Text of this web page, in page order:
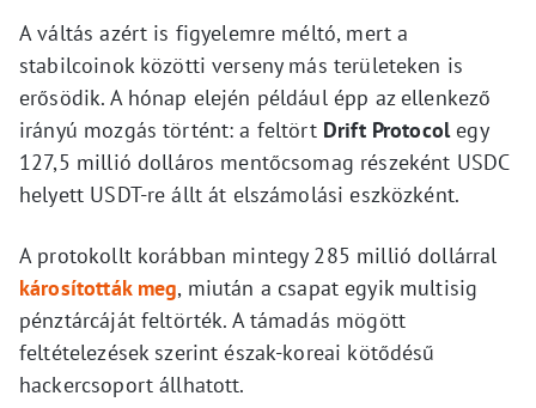
A váltás azért is figyelemre méltó, mert a
stabilcoinok közötti verseny más területeken is
erősödik. A hónap elején például épp az ellenkező
irányú mozgás történt: a feltört Drift Protocolegy
127,5 millió dolláros mentőcsomag részeként USDC
helyett USDT-re állt át elszámolási eszközként.
A protokollt korábban mintegy 285 millió dollárral
károsították meg, miután a csapat egyik multisig
pénztárcáját feltörték. A támadás mögött
feltételezések szerint észak-koreai kötődésű
hackercsoport állhatott.